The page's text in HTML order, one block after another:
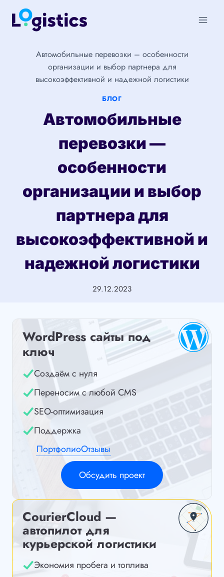
Перейти
Автомобильные перевозки – особенности
организации и выбор партнера для
высокоэффективной и надежной логистики
БЛОГ
Автомобильные
перевозки —
особенности
организации и выбор
партнера для
высокоэффективной и
надежной логистики
29.12.2023
WordPress сайты под
ключ
Создаём с нуля
Переносим с любой CMS
SEO-оптимизация
Поддержка
ПортфолиоОтзывы
Обсудить проект
CourierCloud —
автопилот для
курьерской логистики
Экономия пробега и топлива